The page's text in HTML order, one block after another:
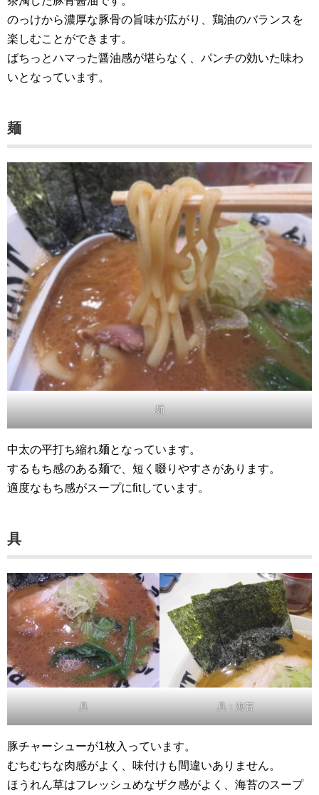
のっけから濃厚な豚骨の旨味が広がり、鶏油のバランスを
楽しむことができます。
ばちっとハマった醤油感が堪らなく、パンチの効いた味わ
いとなっています。
麺
麺
中太の平打ち縮れ麺となっています。
するもち感のある麺で、短く啜りやすさがあります。
適度なもち感がスープにfitしています。
具
具 具：海苔
豚チャーシューが1枚入っています。
むちむちな肉感がよく、味付けも間違いありません。
ほうれん草はフレッシュめなザク感がよく、海苔のスープ